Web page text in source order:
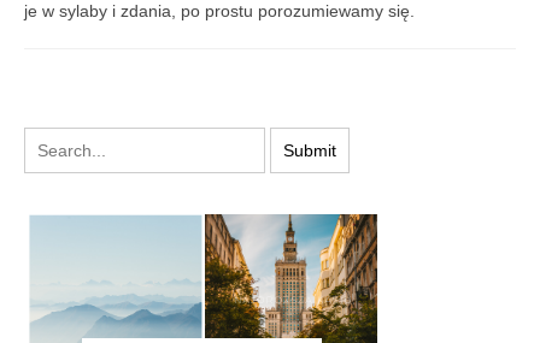
je w sylaby i zdania, po prostu porozumiewamy się.